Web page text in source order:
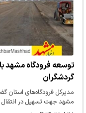
توسعه فرودگاه مشهد
گردشگران
مدیرکل فرودگاه‌های استان
مشهد جهت تسهیل در انتقال